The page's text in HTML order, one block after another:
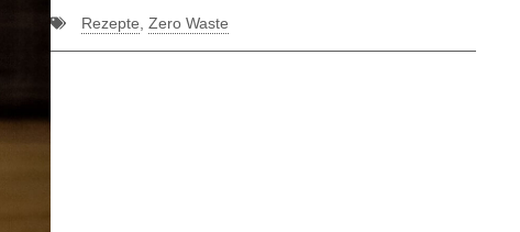
Rezepte,Zero Waste